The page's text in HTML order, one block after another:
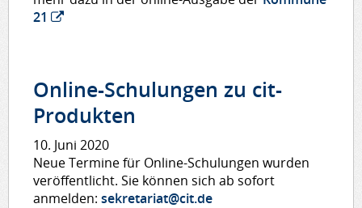
21
Online-Schulungen zu cit-
Produkten
10. Juni 2020
Neue Termine für Online-Schulungen wurden
veröffentlicht. Sie können sich ab sofort
anmelden: sekretariat@cit.de